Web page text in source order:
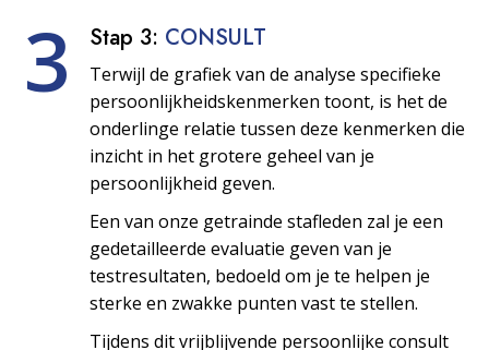
3 Stap 3: CONSULT
Terwijl de grafiek van de analyse specifieke
persoonlijkheids­kenmerken toont, is het de
onderlinge relatie tussen deze kenmerken die
inzicht in het grotere geheel van je
persoonlijkheid geven.
Een van onze getrainde stafleden zal je een
gedetailleerde evaluatie geven van je
testresultaten, bedoeld om je te helpen je
sterke en zwakke punten vast te stellen.
Tijdens dit vrijblijvende persoonlijke consult